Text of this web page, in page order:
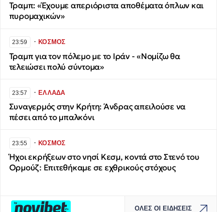
Τραμπ: «Έχουμε απεριόριστα αποθέματα όπλων και
πυρομαχικών»
23:59 ∙ΚΟΣΜΟΣ
Τραμπ για τον πόλεμο με το Ιράν - «Νομίζω θα
τελειώσει πολύ σύντομα»
23:57 ∙ΕΛΛΑΔΑ
Συναγερμός στην Κρήτη: Άνδρας απειλούσε να
πέσει από το μπαλκόνι
23:55 ∙ΚΟΣΜΟΣ
Ήχοι εκρήξεων στο νησί Κεσμ, κοντά στο Στενό του
Ορμούζ: Επιτεθήκαμε σε εχθρικούς στόχους
ΟΛΕΣ ΟΙ ΕΙΔΗΣΕΙΣ